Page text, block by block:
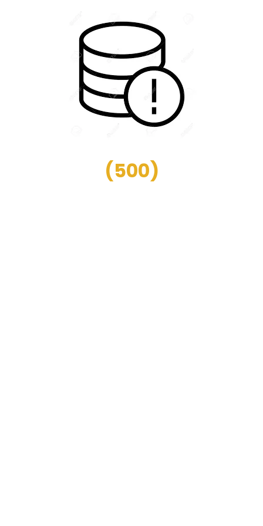
(500)